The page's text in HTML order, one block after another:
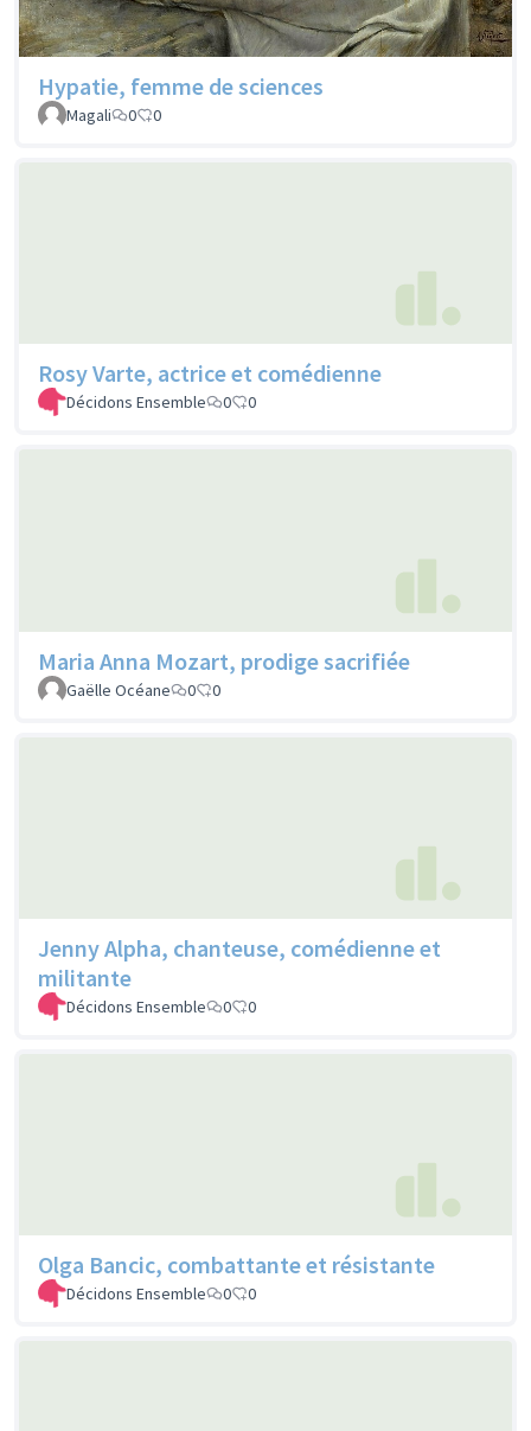
Hypatie, femme de sciences
Magali 0 0
Rosy Varte, actrice et comédienne
Décidons Ensemble 0 0
Maria Anna Mozart, prodige sacrifiée
Gaëlle Océane 0 0
Jenny Alpha, chanteuse, comédienne et
militante
Décidons Ensemble 0 0
Olga Bancic, combattante et résistante
Décidons Ensemble 0 0